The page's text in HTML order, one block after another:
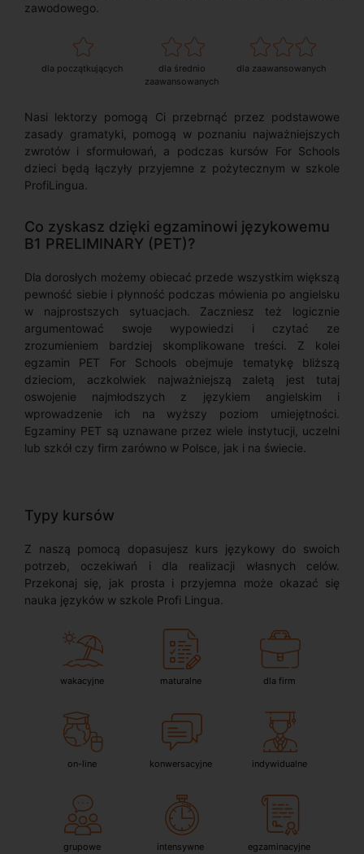
zawodowego.
dla początkujących
dla średnio
zaawansowanych
dla zaawansowanych
Nasi lektorzy pomogą Ci przebrnąć przez podstawowe
zasady gramatyki, pomogą w poznaniu najważniejszych
zwrotów i sformułowań, a podczas kursów For Schools
dzieci będą łączyły przyjemne z pożytecznym w szkole
ProfiLingua.
Co zyskasz dzięki egzaminowi językowemu
B1 PRELIMINARY (PET)?
Dla dorosłych możemy obiecać przede wszystkim większą
pewność siebie i płynność podczas mówienia po angielsku
w najprostszych sytuacjach. Zaczniesz też logicznie
argumentować swoje wypowiedzi i czytać ze
zrozumieniem bardziej skomplikowane treści. Z kolei
egzamin PET For Schools obejmuje tematykę bliższą
dzieciom, aczkolwiek najważniejszą zaletą jest tutaj
oswojenie najmłodszych z językiem angielskim i
wprowadzenie ich na wyższy poziom umiejętności.
Egzaminy PET są uznawane przez wiele instytucji, uczelni
lub szkół czy firm zarówno w Polsce, jak i na świecie.
Typy kursów
Z naszą pomocą dopasujesz kurs językowy do swoich
potrzeb, oczekiwań i dla realizacji własnych celów.
Przekonaj się, jak prosta i przyjemna może okazać się
nauka języków w szkole Profi Lingua.
wakacyjne maturalne dla firm
on-line konwersacyjne indywidualne
grupowe intensywne egzaminacyjne